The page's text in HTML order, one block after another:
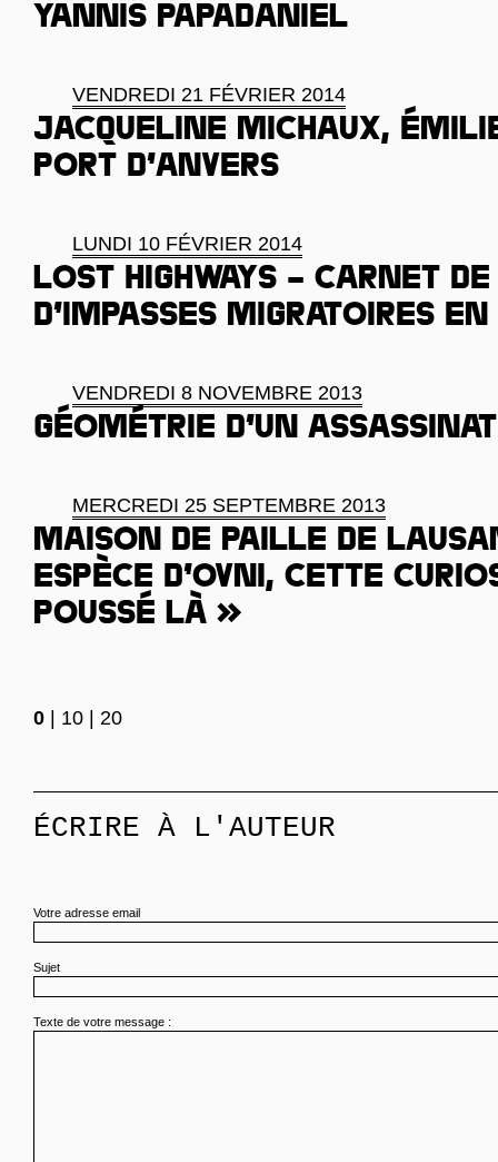
Yannis Papadaniel
VENDREDI 21 FÉVRIER 2014
Jacqueline Michaux,
port d’Anvers
LUNDI 10 FÉVRIER 2014
Lost highways – Carnet
d’impasses migratoires en
VENDREDI 8 NOVEMBRE 2013
Géométrie d’un assassinat
MERCREDI 25 SEPTEMBRE 2013
Maison de paille de
espèce d’ovni, cette
poussé là »
0 10 20
ÉCRIRE À L'AUTEUR
Votre adresse email
Sujet
Texte de votre message :